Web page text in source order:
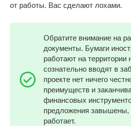
от работы. Вас сделают лохами.
Обратите внимание на
документы. Бумаги
работают на
сознательно вводят в
проекте нет ничего
преимуществ и
финансовых
предложения завышены,
работает.